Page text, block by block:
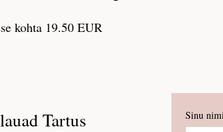
kohta 19.50 EUR
Tartus Sinu